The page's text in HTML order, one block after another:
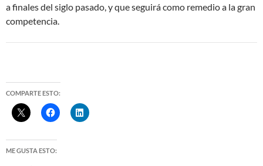
a finales del siglo pasado, y que seguirá como remedio a la gran
competencia.
COMPARTE ESTO:
ME GUSTA ESTO: